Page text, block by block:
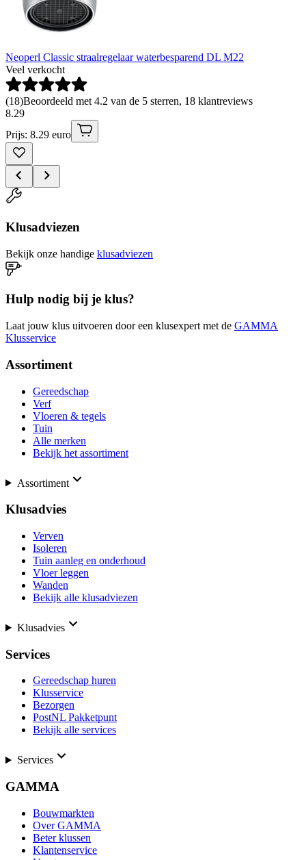
Neoperl Classic straalregelaar waterbesparend DL M22
Veel verkocht
(18)Beoordeeld met 4.2 van de 5 sterren, 18 klantreviews
8.29
Prijs: 8.29 euro
Klusadviezen
Bekijk onze handige klusadviezen
Hulp nodig bij je klus?
Laat jouw klus uitvoeren door een klusexpert met de GAMMA
Klusservice
Assortiment
Gereedschap
Verf
Vloeren & tegels
Tuin
Alle merken
Bekijk het assortiment
Assortiment
Klusadvies
Verven
Isoleren
Tuin aanleg en onderhoud
Vloer leggen
Wanden
Bekijk alle klusadviezen
Klusadvies
Services
Gereedschap huren
Klusservice
Bezorgen
PostNL Pakketpunt
Bekijk alle services
Services
GAMMA
Bouwmarkten
Over GAMMA
Beter klussen
Klantenservice